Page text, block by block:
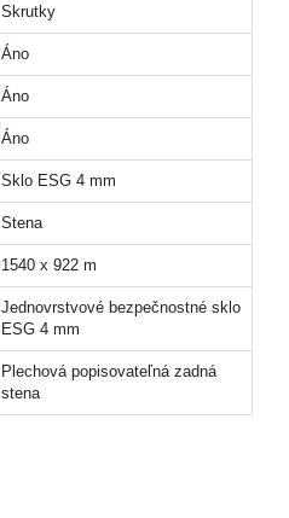
Skrutky
Áno
Áno
Áno
Sklo ESG 4 mm
Stena
1540 x 922 m
Jednovrstvové bezpečnostné sklo
ESG 4 mm
Plechová popisovateľná zadná
stena